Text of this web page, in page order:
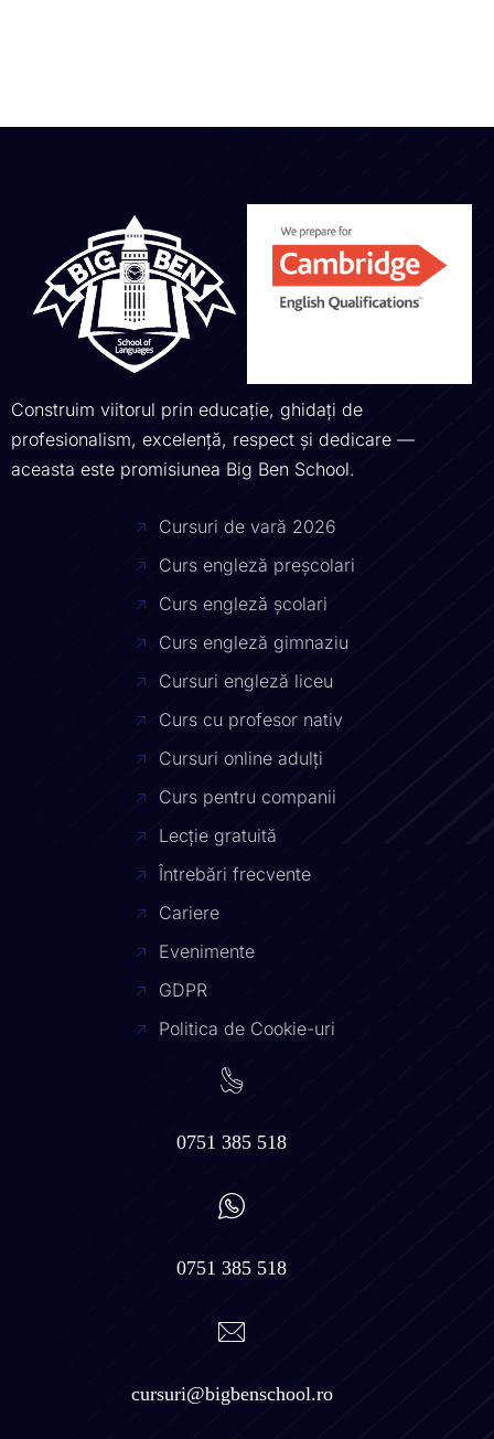
Construim viitorul prin educație, ghidați de
profesionalism, excelență, respect și dedicare —
aceasta este promisiunea Big Ben School.
Cursuri de vară 2026
Curs engleză preșcolari
Curs engleză școlari
Curs engleză gimnaziu
Cursuri engleză liceu
Curs cu profesor nativ
Cursuri online adulți
Curs pentru companii
Lecție gratuită
Întrebări frecvente
Cariere
Evenimente
GDPR
Politica de Cookie-uri
0751 385 518
0751 385 518
cursuri@bigbenschool.ro